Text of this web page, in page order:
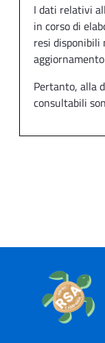
I dati relativi
in corso di
resi
Pertanto, alla
consultabili